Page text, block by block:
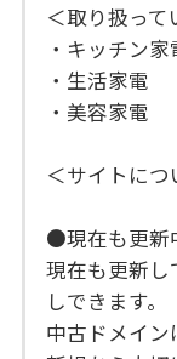
＜取り扱って
・キッチン家
・生活家電
・美容家電
＜サイトにつ
●現在も更新
現在も更新
しできます。
中古ドメイン